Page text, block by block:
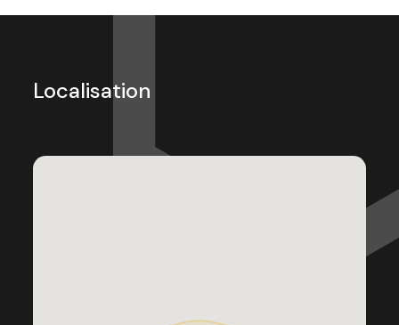
Localisation